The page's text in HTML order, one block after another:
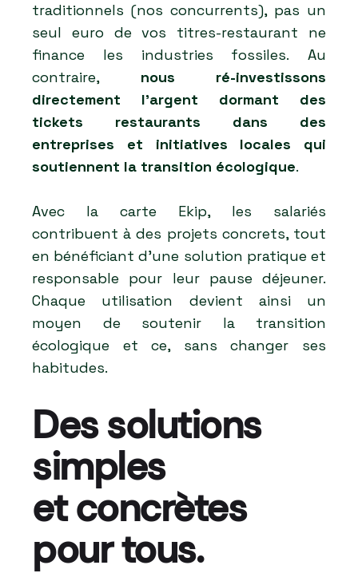
traditionnels (nos concurrents), pas un
seul euro de vos titres-restaurant ne
finance les industries fossiles. Au
contraire, nous ré-investissons
directement l'argent dormant des
tickets restaurants dans des
entreprises et initiatives locales qui
soutiennent la transition écologique.
Avec la carte Ekip, les salariés
contribuent à des projets concrets, tout
en bénéficiant d’une solution pratique et
responsable pour leur pause déjeuner.
Chaque utilisation devient ainsi un
moyen de soutenir la transition
écologique et ce, sans changer ses
habitudes.
Des solutions
simples
et concrètes
pour tous.